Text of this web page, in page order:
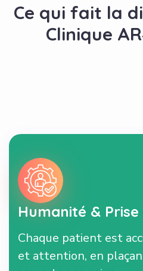
Ce qui fait la
Clinique
Humanité &
Chaque patient est
et attention, en